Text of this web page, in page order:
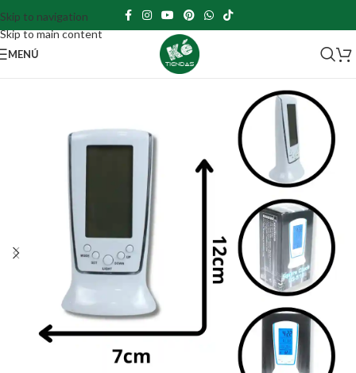
Skip to navigation
Skip to main content
MENÚ